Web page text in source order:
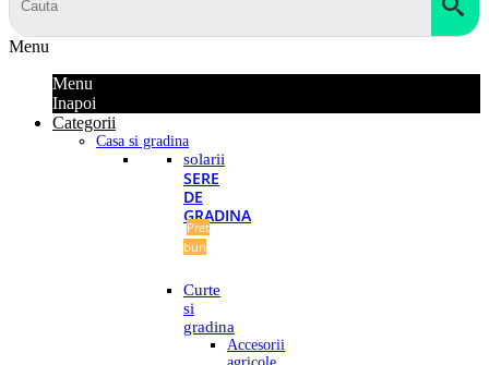
Menu
Menu
Inapoi
Categorii
Casa si gradina
solarii
SERE
DE
GRADINA
Pret
bun
Curte
si
gradina
Accesorii